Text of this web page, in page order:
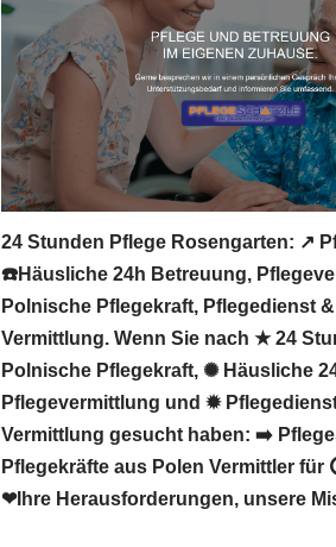
24 Stunden Pflege Rosengarten: ↗️
☎️Häusliche 24h Betreuung,
Polnische Pflegekraft, Pflegedienst
Vermittlung. Wenn Sie nach ★ 24
Polnische Pflegekraft, ✺ Häusliche
Pflegevermittlung und ✹
Vermittlung gesucht haben: ➡️
Pflegekräfte aus Polen Vermittler für
❤Ihre Herausforderungen, unsere